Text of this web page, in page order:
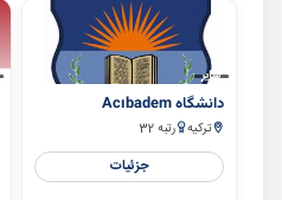
سایر
دانشگاه Acıbadem
ترکیه رتبه 32
جزئیات